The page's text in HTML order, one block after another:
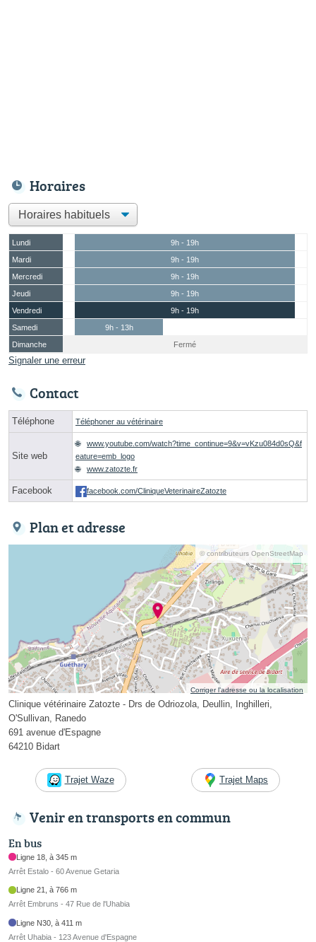
Horaires
Lundi
9h - 19h
Mardi
9h - 19h
Mercredi
9h - 19h
Jeudi
9h - 19h
Vendredi
9h - 19h
Samedi
9h - 13h
Dimanche
Fermé
Signaler une erreur
Contact
Téléphone Téléphoner au vétérinaire
Site web
www.youtube.com/watch?time_continue=9&v=vKzu084d0sQ&f
eature=emb_logo
www.zatozte.fr
Facebook facebook.com/CliniqueVeterinaireZatozte
Plan et adresse
© contributeurs OpenStreetMap
Corriger l’adresse ou la localisation
Clinique vétérinaire Zatozte - Drs de Odriozola, Deullin, Inghilleri,
O'Sullivan, Ranedo
691 avenue d'Espagne
64210 Bidart
Trajet Waze Trajet Maps
Venir en transports en commun
En bus
Ligne 18, à 345 m
Arrêt Estalo - 60 Avenue Getaria
Ligne 21, à 766 m
Arrêt Embruns - 47 Rue de l'Uhabia
Ligne N30, à 411 m
Arrêt Uhabia - 123 Avenue d'Espagne